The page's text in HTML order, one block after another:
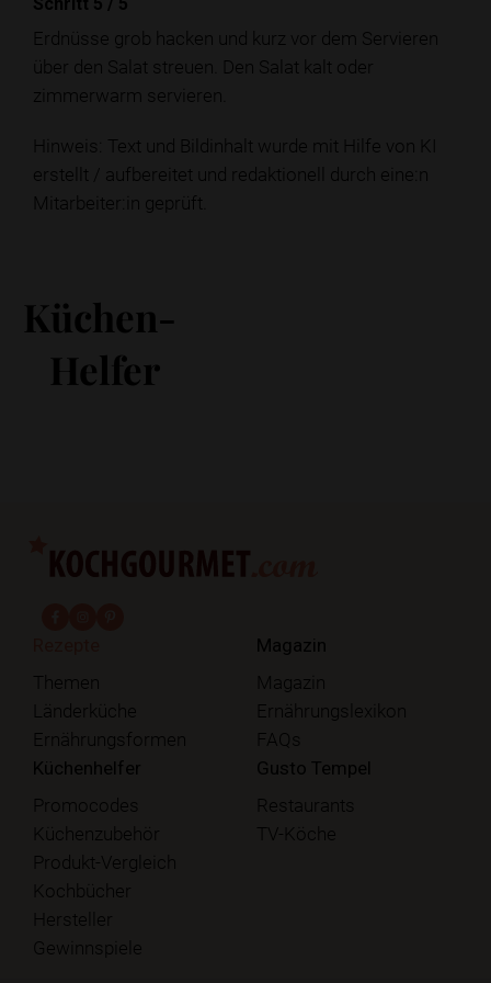
Erdnüsse grob hacken und kurz vor dem Servieren
über den Salat streuen. Den Salat kalt oder
zimmerwarm servieren.
Hinweis: Text und Bildinhalt wurde mit Hilfe von KI
erstellt / aufbereitet und redaktionell durch eine:n
Mitarbeiter:in geprüft.
Küchen-
Helfer
Themen
Länderküche
Ernährungsformen
Magazin
Magazin
Ernährungslexikon
FAQs
Küchenhelfer
Promocodes
Küchenzubehör
Produkt-Vergleich
Kochbücher
Hersteller
Gewinnspiele
Gusto Tempel
Restaurants
TV-Köche